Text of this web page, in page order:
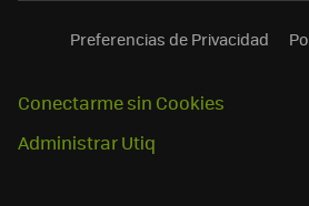
Preferencias de Privacidad
Conectarme sin Cookies
Administrar Utiq